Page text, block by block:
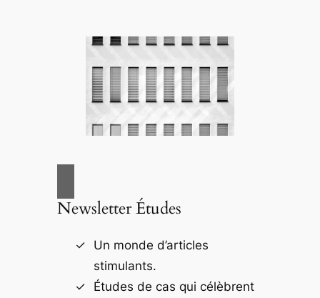
Newsletter Études
Un monde d’articles
stimulants.
Études de cas qui célèbrent